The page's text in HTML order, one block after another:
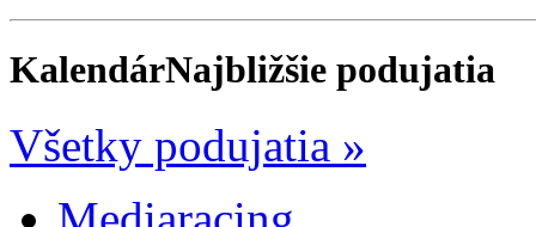
KalendárNajbližšie podujatia
Všetky podujatia »